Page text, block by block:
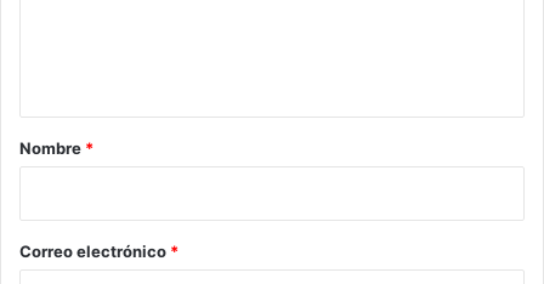
r
*
Nombre *
Correo electrónico *